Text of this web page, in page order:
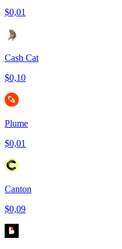
$0,01
Cash Cat
$0,10
Plume
$0,01
Canton
$0,09